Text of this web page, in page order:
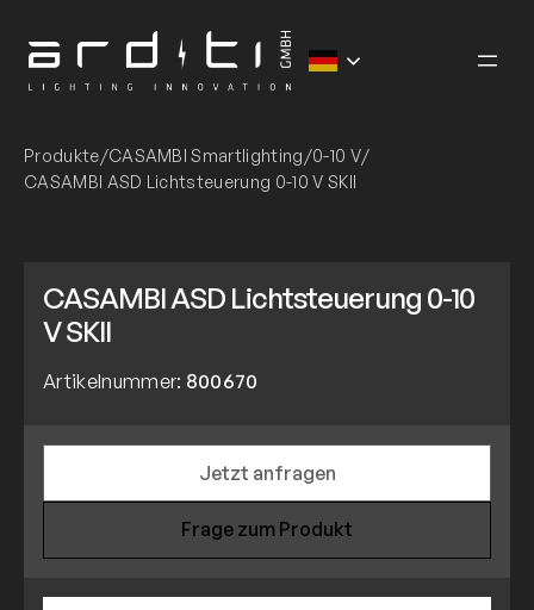
Inhalt
springen
Produkte/CASAMBI Smartlighting/0-10 V/
CASAMBI ASD Lichtsteuerung 0-10 V SKII
CASAMBI ASD Lichtsteuerung 0-10
V SKII
Artikelnummer: 800670
Jetzt anfragen
Frage zum Produkt